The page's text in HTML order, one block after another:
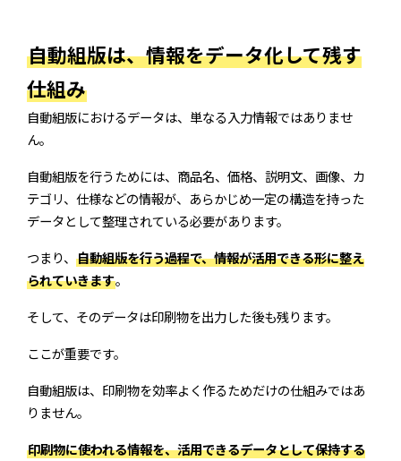
自動組版は、情報をデータ化して残す
仕組み
自動組版におけるデータは、単なる入力情報ではありませ
ん。
自動組版を行うためには、商品名、価格、説明文、画像、カ
テゴリ、仕様などの情報が、あらかじめ一定の構造を持った
データとして整理されている必要があります。
つまり、 自動組版を行う過程で、情報が活用できる形に整え
られていきます。
そして、そのデータは印刷物を出力した後も残ります。
ここが重要です。
自動組版は、印刷物を効率よく作るためだけの仕組みではあ
りません。
印刷物に使われる情報を、活用できるデータとして保持する